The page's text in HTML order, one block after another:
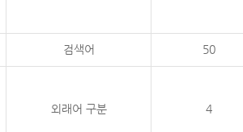
검색어 50
외래어 구분 4